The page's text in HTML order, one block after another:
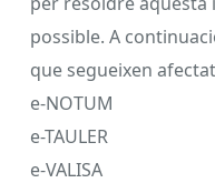
possible. A
que segueixen
e-NOTUM
e-TAULER
e-VALISA